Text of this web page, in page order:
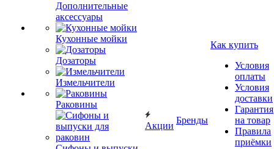
Дополнительные
аксессуары
Кухонные мойки
Дозаторы
Измельчители
Раковины
Акции
Бренды
Как купить
Условия
оплаты
Условия
доставки
Гарантия
на товар
Правила
приёмки